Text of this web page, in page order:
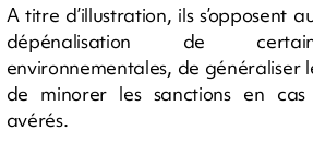
A titre d’illustration, ils s’opposent
dépénalisation de
environnementales, de généraliser
de minorer les sanctions en cas
avérés.